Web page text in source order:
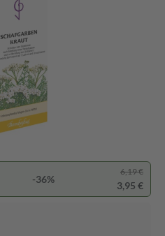
-36%
6,19 €
3,95 €